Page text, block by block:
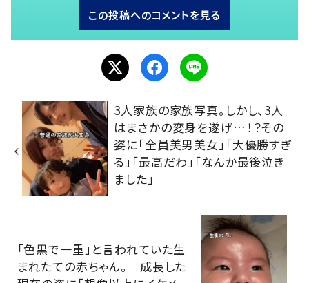
この投稿へのコメントを見る
3人家族の家族写真。しかし、3人
はまさかの変身を遂げ…！？その
姿に「全員美男美女」「大優勝すぎ
る」「最高だわ」「なんか最後泣き
ました」
「色黒で一重」と言われていた生
まれたての赤ちゃん。 成長した